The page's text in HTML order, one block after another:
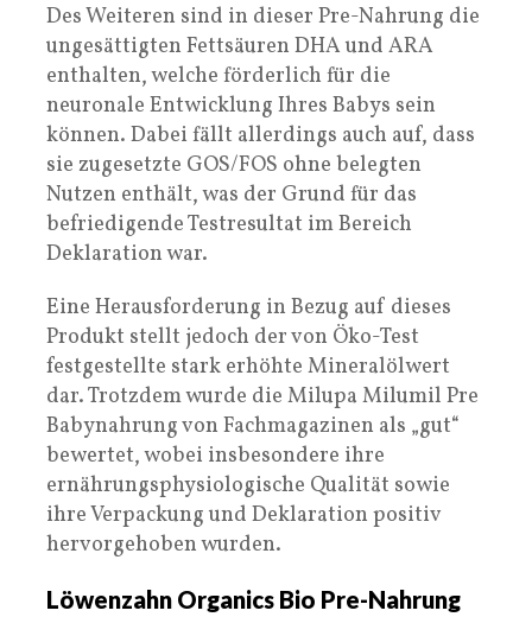
Des Weiteren sind in dieser Pre-Nahrung die
ungesättigten Fettsäuren DHA und ARA
enthalten, welche förderlich für die
neuronale Entwicklung Ihres Babys sein
können. Dabei fällt allerdings auch auf, dass
sie zugesetzte GOS/FOS ohne belegten
Nutzen enthält, was der Grund für das
befriedigende Testresultat im Bereich
Deklaration war.
Eine Herausforderung in Bezug auf dieses
Produkt stellt jedoch der von Öko-Test
festgestellte stark erhöhte Mineralölwert
dar. Trotzdem wurde die Milupa Milumil Pre
Babynahrung von Fachmagazinen als „gut“
bewertet, wobei insbesondere ihre
ernährungsphysiologische Qualität sowie
ihre Verpackung und Deklaration positiv
hervorgehoben wurden.
Löwenzahn Organics Bio Pre-Nahrung